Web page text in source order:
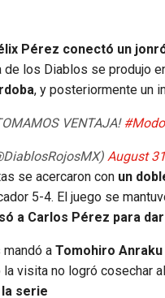
Pérez conectó un
los Diablos se produjo
, y posteriormente un
VENTAJA!
August
se acercaron con un
5-4. El juego se
a Carlos Pérez para
a Tomohiro Anraku
visita no logró cosechar
serie